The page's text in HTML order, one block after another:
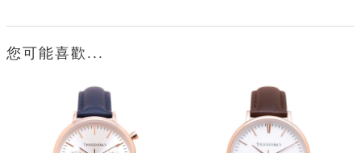
您可能喜歡...